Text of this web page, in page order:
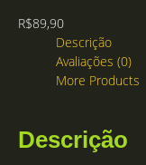
R$89,90
Descrição
Avaliações (0)
More Products
Descrição